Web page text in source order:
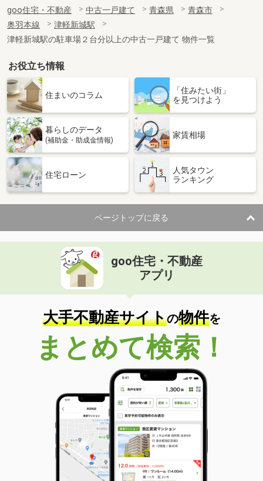
goo住宅・不動産 中古一戸建て 青森県
青森市
奥羽本線
津軽新城駅
津軽新城駅の駐車場２台分以上の中古一戸建て 物件一覧
お役立ち情報
住まいのコラム
「住みたい街」
を見つけよう
暮らしのデータ
(補助金・助成金情報)
家賃相場
住宅ローン
人気タウン
ランキング
ページトップに戻る
goo住宅・不動産
アプリ
大手不動産サイトの物件を
まとめて検索！